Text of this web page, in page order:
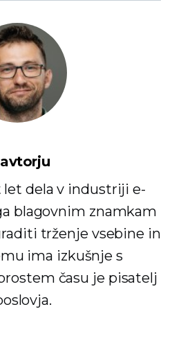
let dela v industriji e-
blagovnim znamkam
trženje vsebine in
ima izkušnje s
času je pisatelj